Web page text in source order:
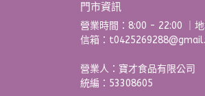
門市資訊
營業時間：8:00 - 22:00 ｜
信箱：
營業人：寶才食品有限公司
統編：53308605